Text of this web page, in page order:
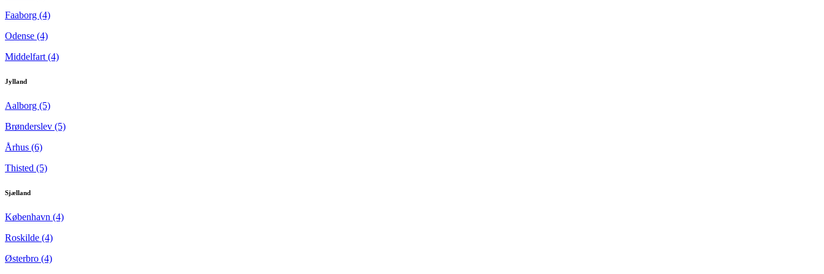
Faaborg (4)
Odense (4)
Middelfart (4)
Jylland
Aalborg (5)
Brønderslev (5)
Århus (6)
Thisted (5)
Sjælland
København (4)
Roskilde (4)
Østerbro (4)